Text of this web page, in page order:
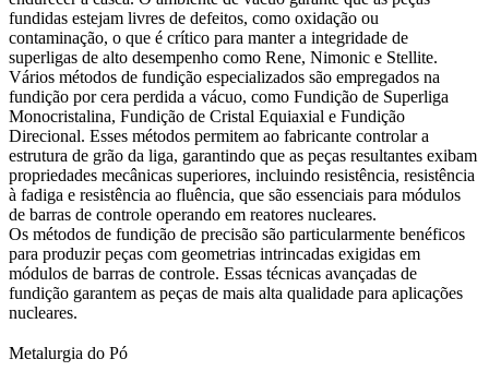
fundidas estejam livres de defeitos, como oxidação ou
contaminação, o que é crítico para manter a integridade de
superligas de alto desempenho como Rene, Nimonic e Stellite.
Vários métodos de fundição especializados são empregados na
fundição por cera perdida a vácuo, como Fundição de Superliga
Monocristalina, Fundição de Cristal Equiaxial e Fundição
Direcional. Esses métodos permitem ao fabricante controlar a
estrutura de grão da liga, garantindo que as peças resultantes exibam
propriedades mecânicas superiores, incluindo resistência, resistência
à fadiga e resistência ao fluência, que são essenciais para módulos
de barras de controle operando em reatores nucleares.
Os métodos de fundição de precisão são particularmente benéficos
para produzir peças com geometrias intrincadas exigidas em
módulos de barras de controle. Essas técnicas avançadas de
fundição garantem as peças de mais alta qualidade para aplicações
nucleares.
Metalurgia do Pó